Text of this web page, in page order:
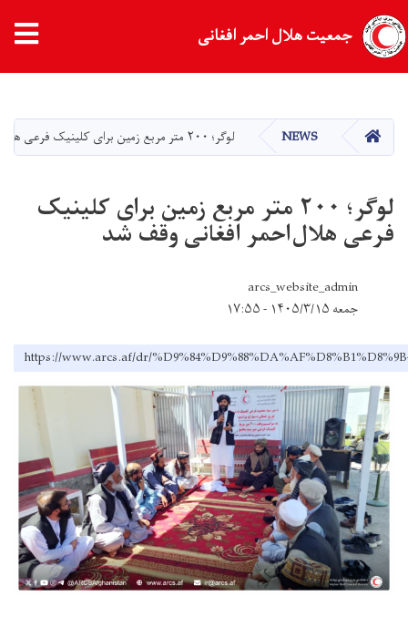
main
content
جمعیت هلال احمر افغانی
HOME
NEWS لوگر؛ ۲۰۰ متر مربع زمین برای کلینیک فرعی هلال‌احمر افغانی وقف شد
لوگر؛ ۲۰۰ متر مربع زمین برای کلینیک
فرعی هلال‌احمر افغانی وقف شد
arcs_website_admin
جمعه ۱۴۰۵/۳/۱۵ - ۱۷:۵۵
https://www.arcs.af/dr/